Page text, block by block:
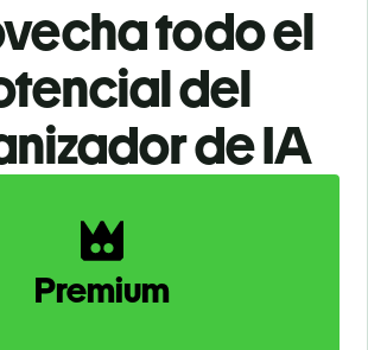
todo el
del
de IA
Premium